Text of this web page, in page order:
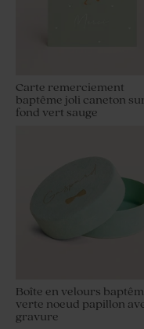
Carte remerciement
baptême joli caneton
fond vert sauge
Boîte en velours
verte noeud papillon
gravure